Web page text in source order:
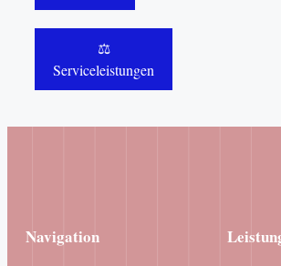
⚖️
Serviceleistungen
Navigation